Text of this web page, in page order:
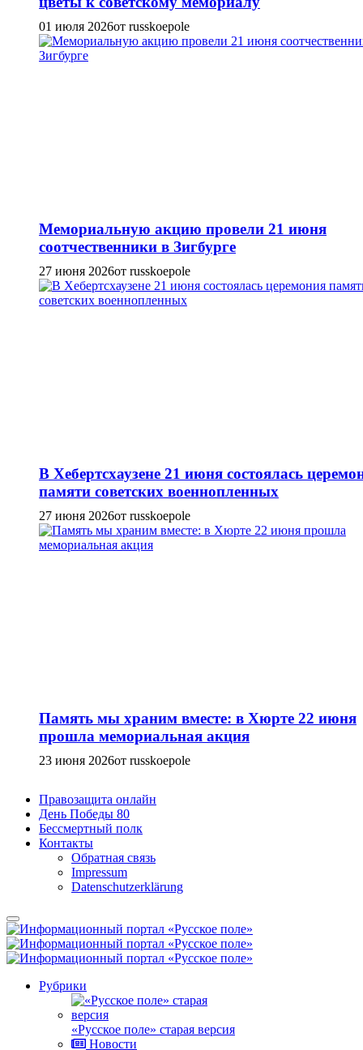
01 июля 2026от russkoepole
Мемориальную акцию провели 21 июня
соотчественники в Зигбурге
27 июня 2026от russkoepole
В Хебертсхаузене 21 июня состоялась
памяти советских военнопленных
27 июня 2026от russkoepole
Память мы храним вместе: в Хюрте 22 июня
прошла мемориальная акция
23 июня 2026от russkoepole
Правозащита онлайн
День Победы 80
Бессмертный полк
Контакты
Обратная связь
Impressum
Datenschutzerklärung
Рубрики
«Русское поле» старая версия
Новости